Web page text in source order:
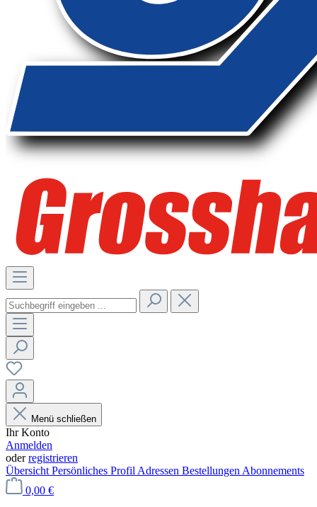
Menü schließen
Ihr Konto
Anmelden
oderregistrieren
Übersicht Persönliches Profil Adressen Bestellungen Abonnements
0,00 €